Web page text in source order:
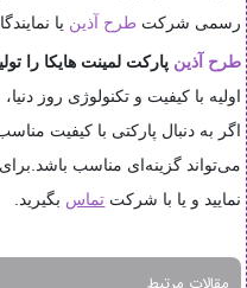
رسمی شرکت طرح آذین یا
طرح آذین پارکت لمینت هایکا را
اولیه با کیفیت و تکنولوژی روز
اگر به دنبال پارکتی با کیفیت
می‌تواند گزینه‌ای مناسب باشد
نمایید و یا با شرکت تماس بگیرید.